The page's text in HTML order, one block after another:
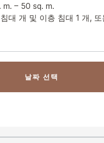
m. – 50 sq. m.
대 개 및 이층 침대 1 개, 또
날짜 선택